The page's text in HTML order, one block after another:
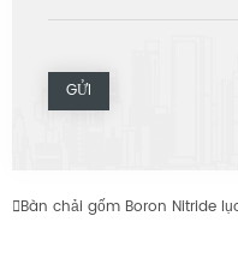
Bàn chải gốm Boron Nitride